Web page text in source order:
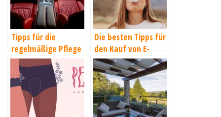
Tipps für die
regelmäßige Pflege
von Autos
Die besten Tipps für
den Kauf von E-
Zigaretten-Zubehör